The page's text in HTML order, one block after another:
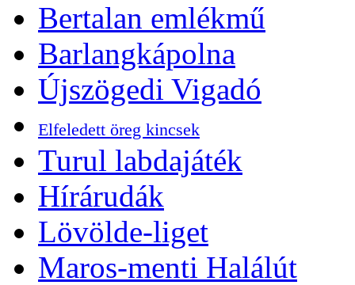
Bertalan emlékmű
Barlangkápolna
Újszögedi Vigadó
Elfeledett öreg kincsek
Turul labdajáték
Hírárudák
Lövölde-liget
Maros-menti Halálút